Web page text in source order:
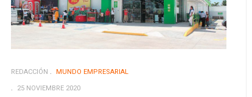
REDACCIÓN
MUNDO EMPRESARIAL
25 NOVIEMBRE 2020